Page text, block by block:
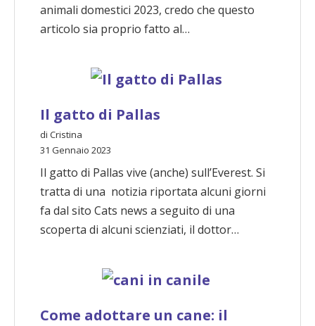
animali domestici 2023, credo che questo
articolo sia proprio fatto al…
Il gatto di Pallas
di Cristina
31 Gennaio 2023
Il gatto di Pallas vive (anche) sull’Everest. Si
tratta di una notizia riportata alcuni giorni
fa dal sito Cats news a seguito di una
scoperta di alcuni scienziati, il dottor…
Come adottare un cane: il